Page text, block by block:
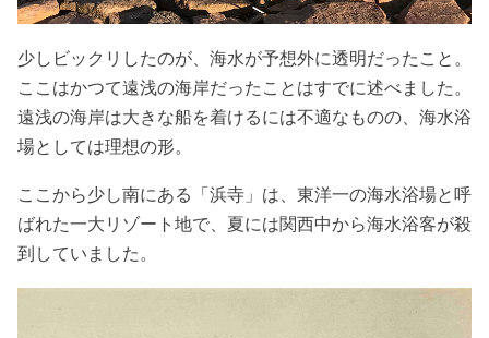
少しビックリしたのが、海水が予想外に透明だったこと。
ここはかつて遠浅の海岸だったことはすでに述べました。
遠浅の海岸は大きな船を着けるには不適なものの、海水浴
場としては理想の形。
ここから少し南にある「浜寺」は、東洋一の海水浴場と呼
ばれた一大リゾート地で、夏には関西中から海水浴客が殺
到していました。